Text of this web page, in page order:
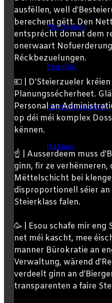
Português
Español
Lëtzebuergesch
Italiano
Search
for
ausfëllen, well
berechent gëtt. Den
entsprécht domat dem
onerwaart
Réckbezuelungen.
💶 | D’Steierzueler
Planungssécherheet.
Personal an
op déi méi komplex
kënnen.
☝️ | Ausserdeem muss
ginn, fir ze verhënneren,
Mëttelschicht bei
disproportionell séier an
Steierklass falen.
🥳 | Esou schafe mir eng
net méi kascht, mee
manner Bürokratie an
Verwaltung, wärend
verdeelt ginn an
transparenten a faire